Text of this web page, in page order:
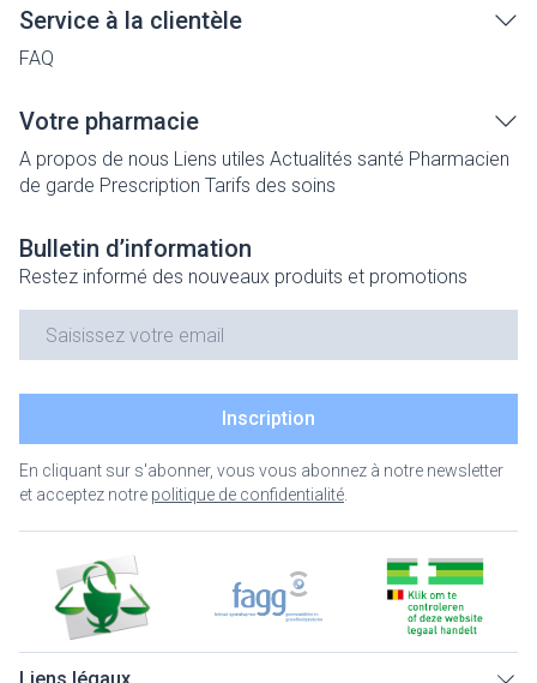
Service à la clientèle
FAQ
Votre pharmacie
A propos de nous Liens utiles Actualités santé Pharmacien
de garde Prescription Tarifs des soins
Bulletin d’information
Restez informé des nouveaux produits et promotions
Inscription
En cliquant sur s'abonner, vous vous abonnez à notre newsletter
et acceptez notre politique de confidentialité